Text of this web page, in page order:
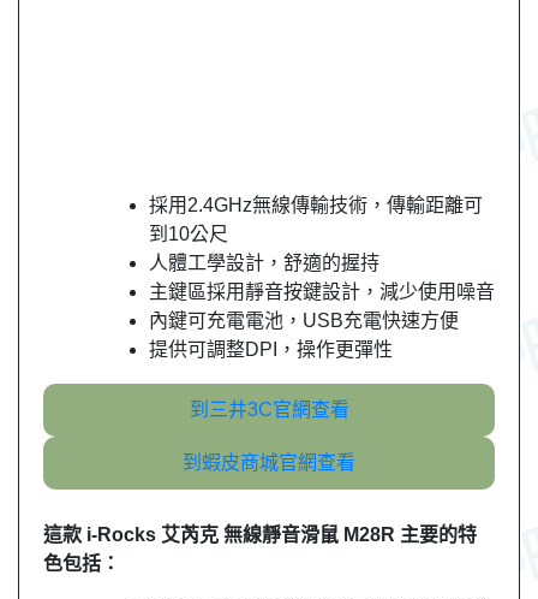
採用2.4GHz無線傳輸技術，傳輸距離可
到10公尺
人體工學設計，舒適的握持
主鍵區採用靜音按鍵設計，減少使用噪音
內鍵可充電電池，USB充電快速方便
提供可調整DPI，操作更彈性
到三井3C官網查看
到蝦皮商城官網查看
這款 i-Rocks 艾芮克 無線靜音滑鼠 M28R 主要的特
色包括：